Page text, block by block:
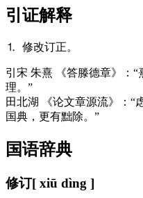
引证解释
⒈ 修改订正。
引 宋 朱熹 《答滕德章》：
理。”
田北湖 《论文章源流》：“
国典，更有黜除。”
国语辞典
修订[ xiū dìng ]